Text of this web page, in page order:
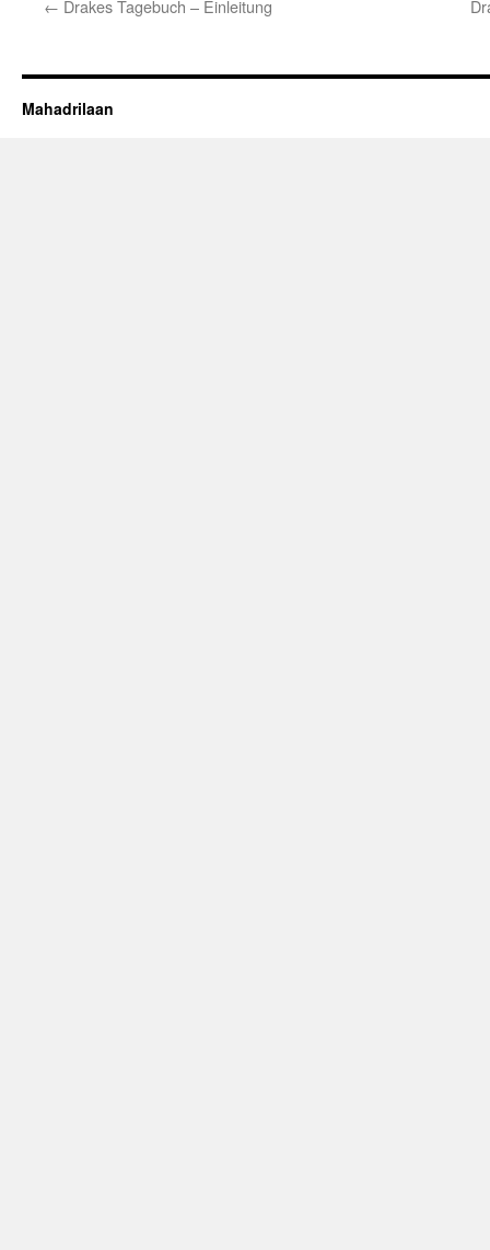
← Drakes Tagebuch – Einleitung
Mahadrilaan